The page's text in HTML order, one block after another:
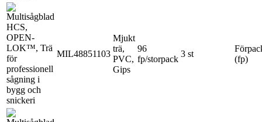
MIL48851103
Mjukt
trä,
PVC,
Gips
96
fp/storpack
3 st
(fp)